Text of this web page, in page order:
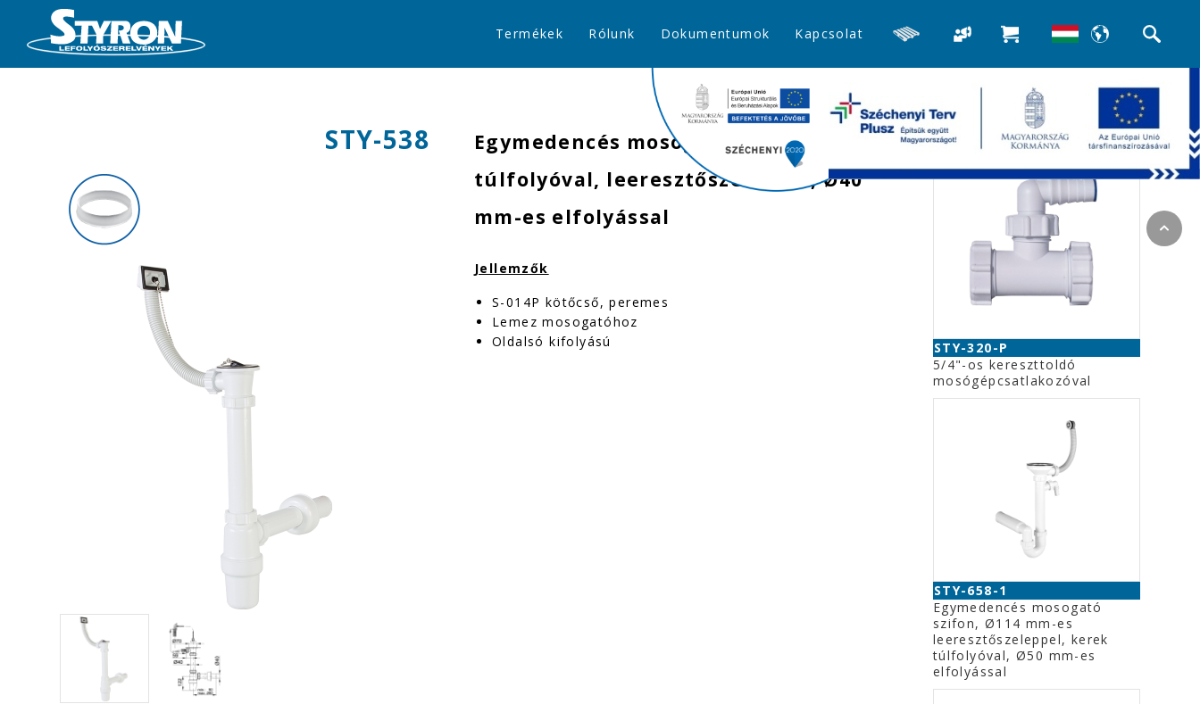
Termékek Rólunk Dokumentumok Kapcsolat
>>Mosogató búra-, és csőszifonok
STY-538
Egymedencés mosogatószifon,
túlfolyóval, leeresztőszeleppel, Ø40
mm-es elfolyással
Jellemzők
S-014P kötőcső, peremes
Lemez mosogatóhoz
Oldalsó kifolyású
Kapcsolódó termékek
STY-320-P
5/4"-os kereszttoldó
mosógépcsatlakozóval
STY-658-1
Egymedencés mosogató
szifon, Ø114 mm-es
leeresztőszeleppel, kerek
túlfolyóval, Ø50 mm-es
elfolyással